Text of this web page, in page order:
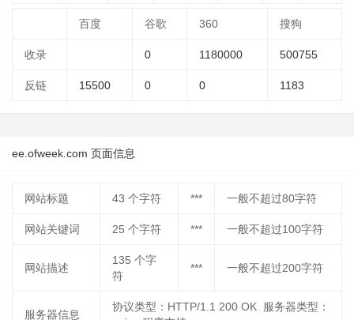
百度 谷歌 360 搜狗
收录 0 1180000 500755
反链 15500 0 0 1183
ee.ofweek.com 页面信息
网站标题 43 个字符 *** 一般不超过80字符
网站关键词 25 个字符 *** 一般不超过100字符
网站描述
135 个字
符
*** 一般不超过200字符
服务器信息
协议类型：HTTP/1.1 200 OK 服务器类型：